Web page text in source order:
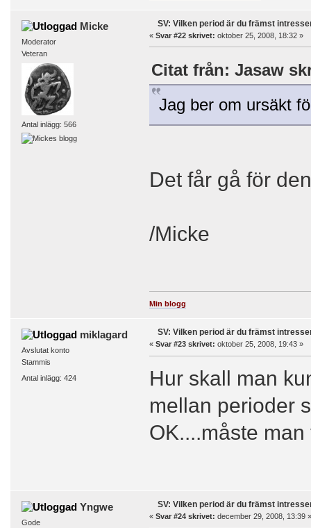
Micke
Moderator
Veteran
Antal inlägg: 566
SV: Vilken period är du främst
« Svar #22 skrivet: oktober 25, 2008, 18:32 »
Citat från: Jasaw
Jag ber om ursäkt
Det får gå för
/Micke
Min blogg
miklagard
Avslutat konto
Stammis
Antal inlägg: 424
SV: Vilken period är du främst
« Svar #23 skrivet: oktober 25, 2008, 19:43 »
Hur skall man
mellan perioder
OK....måste
Yngwe
Gode
SV: Vilken period är du främst
« Svar #24 skrivet: december 29, 2008, 13:39 »